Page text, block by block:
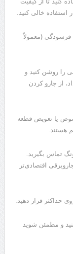
خالی کنید.
صورت فرسودگی (معمولاً
را روشن کنید و
از جارو کردن
یا تعویض قطعه
هستند.
تماس بگیرید.
اقتصادی‌تر
حداکثر قرار دهید.
و مطمئن شوید